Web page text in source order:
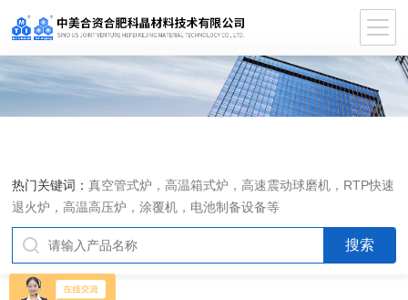
热门关键词：真空管式炉，高温箱式炉，高速震动球磨机，RTP快速
退火炉，高温高压炉，涂覆机，电池制备设备等